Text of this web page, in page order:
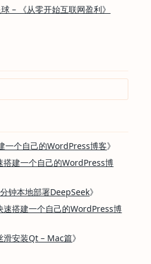
– 《从零开始互联网盈利》
一个自己的WordPress博客》
搭建一个自己的WordPress博
钟本地部署DeepSeek》
速搭建一个自己的WordPress博
滑安装Qt – Mac篇》